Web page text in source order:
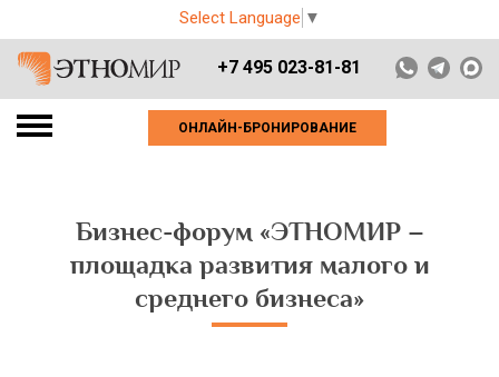
Select Language ▼
+7 495 023-81-81
ОНЛАЙН-БРОНИРОВАНИЕ
Бизнес-форум «ЭТНОМИР –
площадка развития малого и
среднего бизнеса»